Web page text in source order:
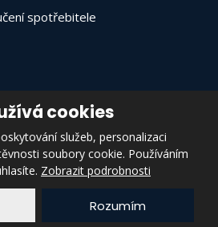
spotřebitele
použití|Zásady pro používání souborů
o přístupnosti |Nastavení cookies
VYROBILA
cookies
služeb, personalizaci
soubory cookie. Používáním
Zobrazit podrobnosti
Rozumím